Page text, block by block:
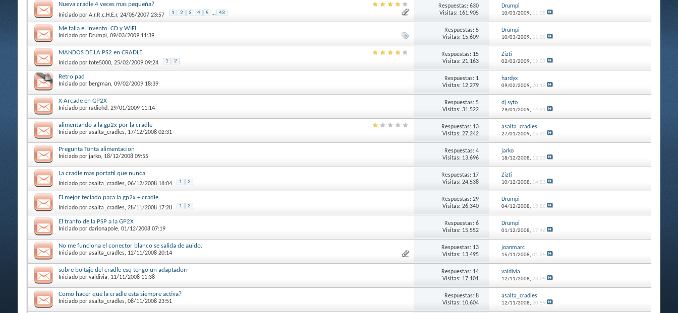
Nueva cradle 4 veces mas pequeña?
Iniciado por A.r.R.c.H.E.r, 24/05/2007 23:57 1 2 3 4 5 ... 43
Respuestas: 630
Visitas: 161,905
Drumpi
10/03/2009, 11:05
Me falla el invento: CD y WIFI
Iniciado por Drumpi, 09/03/2009 11:39
Respuestas: 5
Visitas: 15,609
Drumpi
10/03/2009, 11:00
MANDOS DE LA PS2 en CRADLE
Iniciado por tote5000, 25/02/2009 09:24 1 2
Respuestas: 15
Visitas: 21,163
Zizti
02/03/2009, 19:07
Retro pad
Iniciado por bergman, 09/02/2009 18:39
Respuestas: 1
Visitas: 12,279
hardyx
09/02/2009, 20:12
X-Arcade en GP2X
Iniciado por radiohd, 29/01/2009 11:14
Respuestas: 5
Visitas: 31,522
dj syto
29/01/2009, 14:31
alimentando a la gp2x por la cradle
Iniciado por asalta_cradles, 17/12/2008 02:31
Respuestas: 13
Visitas: 27,242
asalta_cradles
27/01/2009, 15:42
Pregunta Tonta alimentacion
Iniciado por jarko, 18/12/2008 09:55
Respuestas: 4
Visitas: 13,696
jarko
18/12/2008, 12:33
La cradle mas portatil que nunca
Iniciado por asalta_cradles, 06/12/2008 18:04 1 2
Respuestas: 17
Visitas: 24,538
Zizti
10/12/2008, 14:53
El mejor teclado para la gp2x + cradle
Iniciado por asalta_cradles, 28/11/2008 17:28 1 2
Respuestas: 29
Visitas: 26,340
Drumpi
04/12/2008, 19:50
El tranfo de la PSP a la GP2X
Iniciado por darionapole, 01/12/2008 07:19
Respuestas: 6
Visitas: 15,552
Drumpi
01/12/2008, 17:46
No me funciona el conector blanco se salida de auido.
Iniciado por asalta_cradles, 12/11/2008 20:14
Respuestas: 13
Visitas: 13,495
joanmarc
15/11/2008, 01:35
sobre boltaje del cradle esq tengo un adaptadorr
Iniciado por valdivia, 11/11/2008 11:38
Respuestas: 14
Visitas: 17,101
valdivia
12/11/2008, 23:05
Como hacer que la cradle esta siempre activa?
Iniciado por asalta_cradles, 08/11/2008 23:51
Respuestas: 8
Visitas: 10,604
asalta_cradles
12/11/2008, 20:59